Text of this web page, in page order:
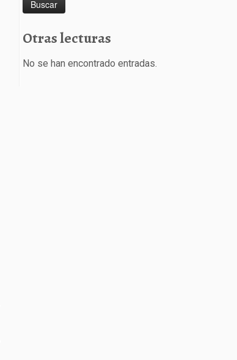
Otras lecturas
No se han encontrado entradas.